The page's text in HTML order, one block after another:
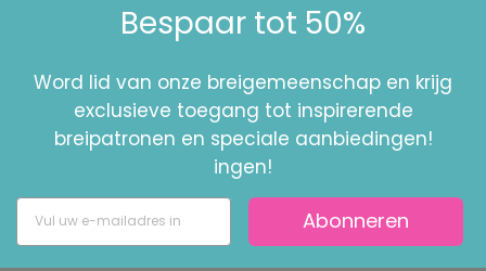
Bespaar tot 50%
Word lid van onze breigemeenschap en krijg
exclusieve toegang tot inspirerende
breipatronen en speciale aanbiedingen!
ingen!
Abonneren